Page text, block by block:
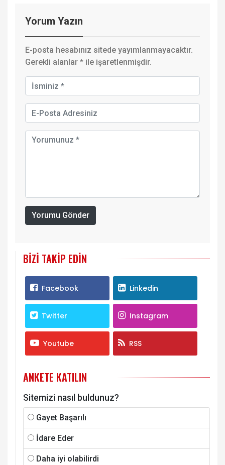
Yorum Yazın
E-posta hesabınız sitede yayımlanmayacaktır.
Gerekli alanlar * ile işaretlenmişdir.
Yorumu Gönder
BIZI TAKIP EDIN
Facebook Linkedin
Twitter Instagram
Youtube RSS
ANKETE KATILIN
Sitemizi nasıl buldunuz?
Gayet Başarılı
İdare Eder
Daha iyi olabilirdi